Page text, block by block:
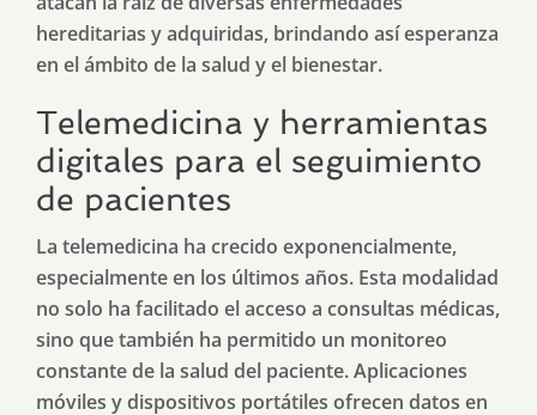
hereditarias y adquiridas, brindando así esperanza
en el ámbito de la salud y el bienestar.
Telemedicina y herramientas
digitales para el seguimiento
de pacientes
La telemedicina ha crecido exponencialmente,
especialmente en los últimos años. Esta modalidad
no solo ha facilitado el acceso a consultas médicas,
sino que también ha permitido un monitoreo
constante de la salud del paciente. Aplicaciones
móviles y dispositivos portátiles ofrecen datos en